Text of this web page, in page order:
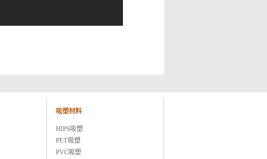
吸塑材料
HIPS吸塑
PET吸塑
PVC吸塑